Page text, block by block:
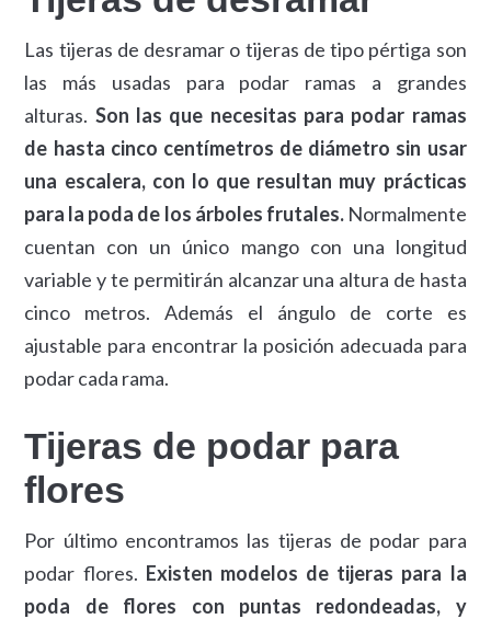
Las tijeras de desramar o tijeras de tipo pértiga son
las más usadas para podar ramas a grandes
alturas. Son las que necesitas para podar ramas
de hasta cinco centímetros de diámetro sin usar
una escalera, con lo que resultan muy prácticas
para la poda de los árboles frutales.Normalmente
cuentan con un único mango con una longitud
variable y te permitirán alcanzar una altura de hasta
cinco metros. Además el ángulo de corte es
ajustable para encontrar la posición adecuada para
podar cada rama.
Tijeras de podar para
flores
Por último encontramos las tijeras de podar para
podar flores. Existen modelos de tijeras para la
poda de flores con puntas redondeadas, y